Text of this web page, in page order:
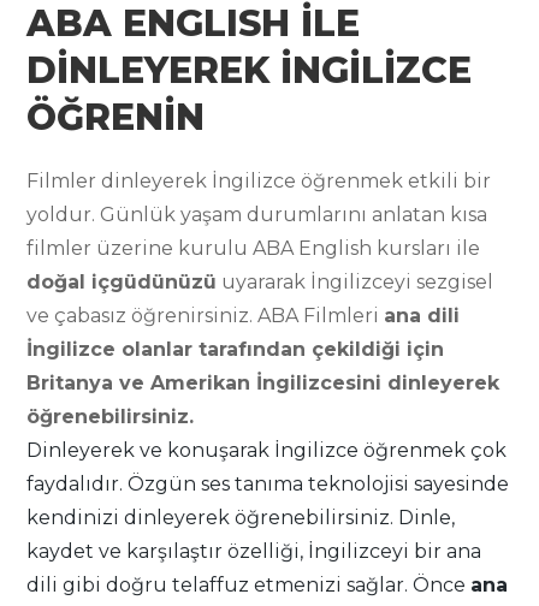
ABA ENGLISH İLE
DİNLEYEREK İNGİLİZCE
ÖĞRENİN
Filmler dinleyerek İngilizce öğrenmek etkili bir
yoldur. Günlük yaşam durumlarını anlatan kısa
filmler üzerine kurulu ABA English kursları ile
doğal içgüdünüzü uyararak İngilizceyi sezgisel
ve çabasız öğrenirsiniz. ABA Filmleri ana dili
İngilizce olanlar tarafından çekildiği için
Britanya ve Amerikan İngilizcesini dinleyerek
öğrenebilirsiniz.
Dinleyerek ve konuşarak İngilizce öğrenmek çok
faydalıdır. Özgün ses tanıma teknolojisi sayesinde
kendinizi dinleyerek öğrenebilirsiniz. Dinle,
kaydet ve karşılaştır özelliği, İngilizceyi bir ana
dili gibi doğru telaffuz etmenizi sağlar. Önce ana